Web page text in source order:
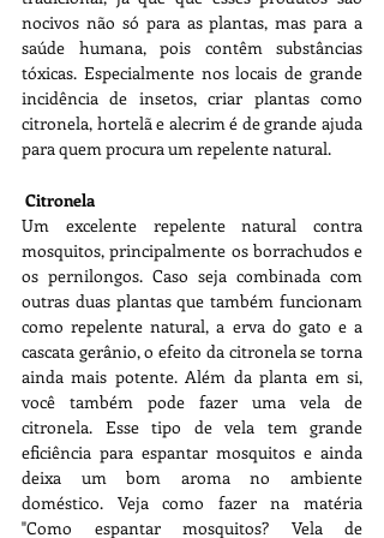
nocivos não só para as plantas, mas para a
saúde humana, pois contêm substâncias
tóxicas. Especialmente nos locais de grande
incidência de insetos, criar plantas como
citronela, hortelã e alecrim é de grande ajuda
para quem procura um repelente natural.
Citronela
Um excelente repelente natural contra
mosquitos, principalmente os borrachudos e
os pernilongos. Caso seja combinada com
outras duas plantas que também funcionam
como repelente natural, a erva do gato e a
cascata gerânio, o efeito da citronela se torna
ainda mais potente. Além da planta em si,
você também pode fazer uma vela de
citronela. Esse tipo de vela tem grande
eficiência para espantar mosquitos e ainda
deixa um bom aroma no ambiente
doméstico. Veja como fazer na matéria
"Como espantar mosquitos? Vela de